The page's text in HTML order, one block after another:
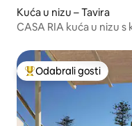
Kuća u nizu – Tavira
CASA RIA kuća u nizu
Među najviše
Odabrali gosti